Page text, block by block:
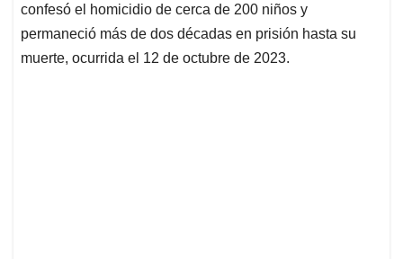
confesó el homicidio de cerca de 200 niños y
permaneció más de dos décadas en prisión hasta su
muerte, ocurrida el 12 de octubre de 2023.